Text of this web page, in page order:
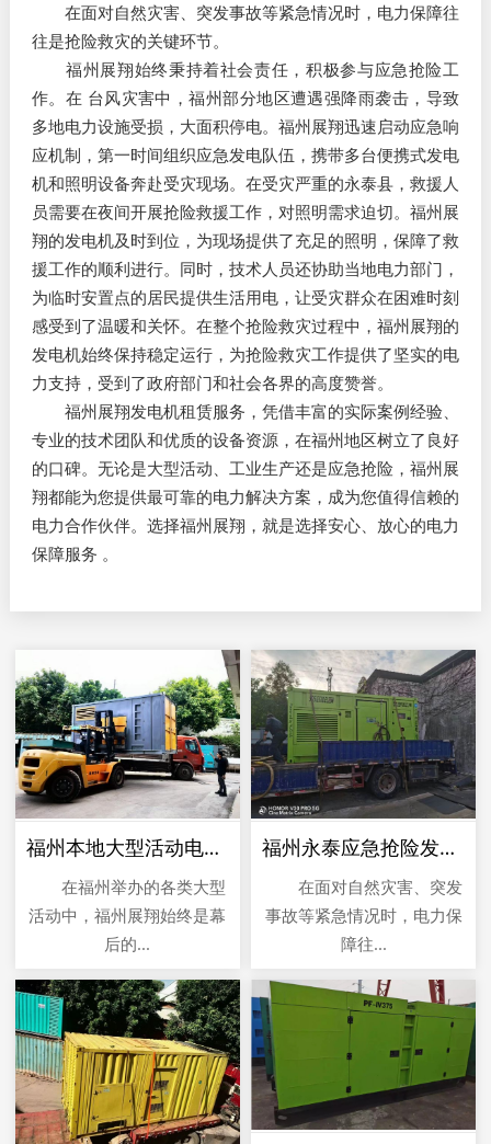
在面对自然灾害、突发事故等紧急情况时，电力保障往
往是抢险救灾的关键环节。
福州展翔始终秉持着社会责任，积极参与应急抢险工
作。在 台风灾害中，福州部分地区遭遇强降雨袭击，导致
多地电力设施受损，大面积停电。福州展翔迅速启动应急响
应机制，第一时间组织应急发电队伍，携带多台便携式发电
机和照明设备奔赴受灾现场。在受灾严重的永泰县，救援人
员需要在夜间开展抢险救援工作，对照明需求迫切。福州展
翔的发电机及时到位，为现场提供了充足的照明，保障了救
援工作的顺利进行。同时，技术人员还协助当地电力部门，
为临时安置点的居民提供生活用电，让受灾群众在困难时刻
感受到了温暖和关怀。在整个抢险救灾过程中，福州展翔的
发电机始终保持稳定运行，为抢险救灾工作提供了坚实的电
力支持，受到了政府部门和社会各界的高度赞誉。​
福州展翔发电机租赁服务，凭借丰富的实际案例经验、
专业的技术团队和优质的设备资源，在福州地区树立了良好
的口碑。无论是大型活动、工业生产还是应急抢险，福州展
翔都能为您提供最可靠的电力解决方案，成为您值得信赖的
电力合作伙伴。选择福州展翔，就是选择安心、放心的电力
保障服务 。
福州本地大型活动电力保障​服务
在福州举办的各类大型
活动中，福州展翔始终是幕
后的...
福州永泰应急抢险发电机租赁
在面对自然灾害、突发
事故等紧急情况时，电力保
障往...